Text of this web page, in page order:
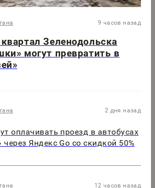
9 часов назад
Зеленодольска
могут превратить в
2 дня назад
оплачивать проезд в автобусах
Яндекс Go со скидкой 50%
12 часов назад